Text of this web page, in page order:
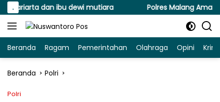
Langsung
ke
konten
. dan ibu dewi mutiara Polres Malang Amankan
Beranda Ragam Pemerintahan Olahraga Opini
Beranda Polri
Polri